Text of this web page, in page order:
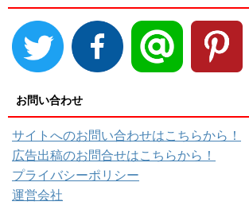
お問い合わせ
サイトへのお問い合わせはこちらから！
広告出稿のお問合せはこちらから！
プライバシーポリシー
運営会社